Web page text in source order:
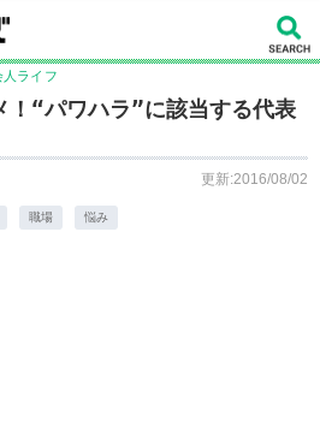
人ライフ
！“パワハラ”に該当する代表
更新:2016/08/02
職場 悩み